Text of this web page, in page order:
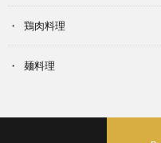
鶏肉料理
麺料理